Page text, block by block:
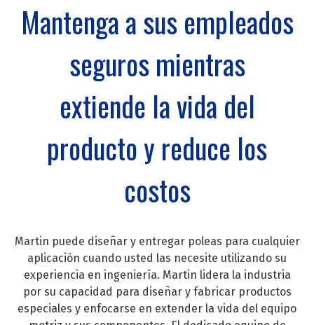
Mantenga a sus empleados
seguros mientras
extiende la vida del
producto y reduce los
costos
Martin puede diseñar y entregar poleas para cualquier
aplicación cuando usted las necesite utilizando su
experiencia en ingeniería. Martin lidera la industria
por su capacidad para diseñar y fabricar productos
especiales y enfocarse en extender la vida del equipo